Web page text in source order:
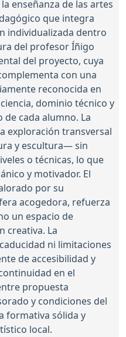
enseñanza de las artes
que integra
individualizada dentro
del profesor Íñigo
del proyecto, cuya
con una
reconocida en
dominio técnico y
cada alumno. La
exploración transversal
y escultura— sin
o técnicas, lo que
y motivador. El
por su
acogedora, refuerza
un espacio de
creativa. La
ni limitaciones
de accesibilidad y
en el
propuesta
y condiciones del
formativa sólida y
local.